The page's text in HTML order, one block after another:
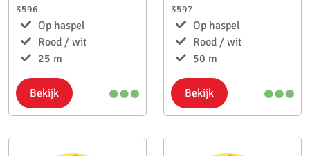
3596
Op haspel
Rood / wit
25 m
Bekijk
3597
Op haspel
Rood / wit
50 m
Bekijk